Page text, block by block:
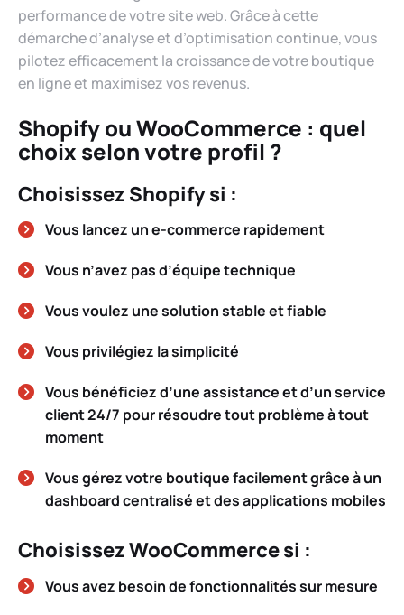
performance de votre site web. Grâce à cette
démarche d’analyse et d’optimisation continue, vous
pilotez efficacement la croissance de votre boutique
en ligne et maximisez vos revenus.
Shopify ou WooCommerce : quel
choix selon votre profil ?
Choisissez Shopify si :
Vous lancez un e-commerce rapidement
Vous n’avez pas d’équipe technique
Vous voulez une solution stable et fiable
Vous privilégiez la simplicité
Vous bénéficiez d’une assistance et d’un service
client 24/7 pour résoudre tout problème à tout
moment
Vous gérez votre boutique facilement grâce à un
dashboard centralisé et des applications mobiles
Choisissez WooCommerce si :
Vous avez besoin de fonctionnalités sur mesure